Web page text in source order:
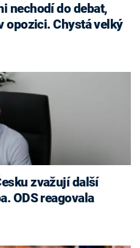
nechodí do debat,
opozici. Chystá velký
ODS reagovala